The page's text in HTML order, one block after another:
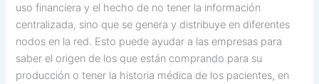
uso financiera y el hecho de no tener la información
centralizada, sino que se genera y distribuye en diferentes
nodos en la red. Esto puede ayudar a las empresas para
saber el origen de los que están comprando para su
producción o tener la historia médica de los pacientes, en